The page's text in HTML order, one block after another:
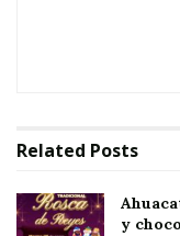
Related Posts
y